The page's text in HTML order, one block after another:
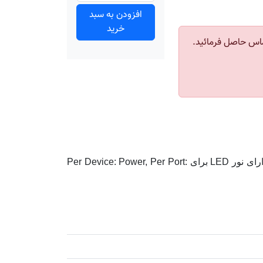
حاصل فرمائید.
افزودن به سبد
خرید
• طراحی بدون فن برای کار کردن بی‌صدا • دارای 16 پورت 10/100Mbps Fast Ethernet • دارای پروتکل CSMA/CD • دارای نور LED برای Per Device: Power, Per Port: